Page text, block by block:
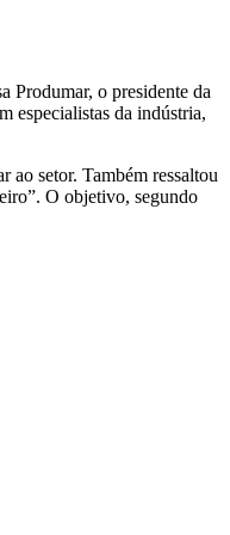
Produmar, o presidente da
especialistas da indústria,
ao setor. Também ressaltou
O objetivo, segundo